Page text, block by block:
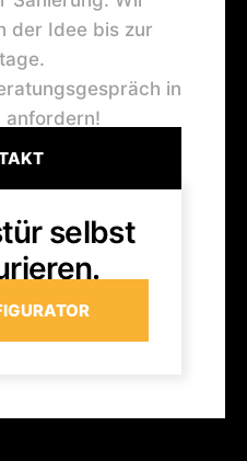
der Idee bis zur
in
anfordern!
selbst